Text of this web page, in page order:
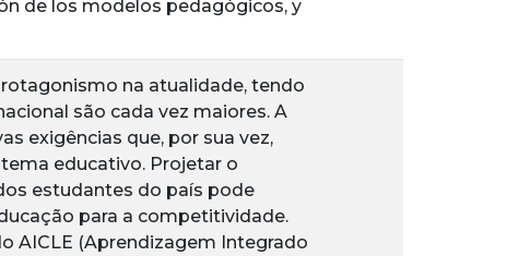
de los modelos pedagógicos, y
na atualidade, tendo
são cada vez maiores. A
exigências que, por sua vez,
educativo. Projetar o
estudantes do país pode
para a competitividade.
AICLE (Aprendizagem Integrado